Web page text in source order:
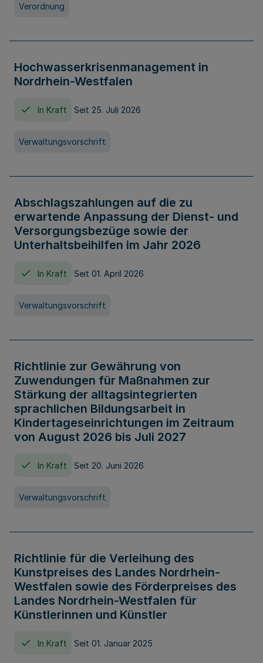
Verordnung
Hochwasserkrisenmanagement in
Nordrhein-Westfalen
In Kraft Seit 25. Juli 2026
Verwaltungsvorschrift
Abschlagszahlungen auf die zu
erwartende Anpassung der Dienst- und
Versorgungsbezüge sowie der
Unterhaltsbeihilfen im Jahr 2026
In Kraft Seit 01. April 2026
Verwaltungsvorschrift
Richtlinie zur Gewährung von
Zuwendungen für Maßnahmen zur
Stärkung der alltagsintegrierten
sprachlichen Bildungsarbeit in
Kindertageseinrichtungen im Zeitraum
von August 2026 bis Juli 2027
In Kraft Seit 20. Juni 2026
Verwaltungsvorschrift
Richtlinie für die Verleihung des
Kunstpreises des Landes Nordrhein-
Westfalen sowie des Förderpreises des
Landes Nordrhein-Westfalen für
Künstlerinnen und Künstler
In Kraft Seit 01. Januar 2025